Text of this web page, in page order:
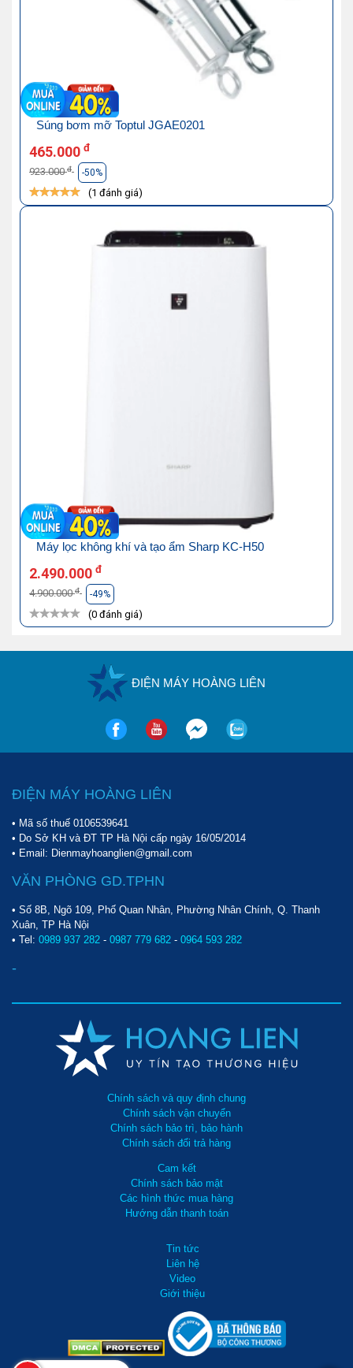
Súng bơm mỡ Toptul JGAE0201
465.000 đ
923.000đ -50%
(1 đánh giá)
Máy lọc không khí và tạo ẩm Sharp KC-H50
2.490.000 đ
4.900.000đ -49%
(0 đánh giá)
ĐIỆN MÁY HOÀNG LIÊN
ĐIỆN MÁY HOÀNG LIÊN
• Mã số thuế 0106539641
• Do Sở KH và ĐT TP Hà Nội cấp ngày 16/05/2014
• Email: Dienmayhoanglien@gmail.com
VĂN PHÒNG GD.TPHN
• Số 8B, Ngõ 109, Phố Quan Nhân, Phường Nhân Chính, Q. Thanh
Xuân, TP Hà Nội
• Tel: 0989 937 282 - 0987 779 682 - 0964 593 282
-
Chính sách và quy định chung
Chính sách vận chuyển
Chính sách bảo trì, bảo hành
Chính sách đổi trả hàng
Cam kết
Chính sách bảo mật
Các hình thức mua hàng
Hướng dẫn thanh toán
Tin tức
Liên hệ
Video
Giới thiệu